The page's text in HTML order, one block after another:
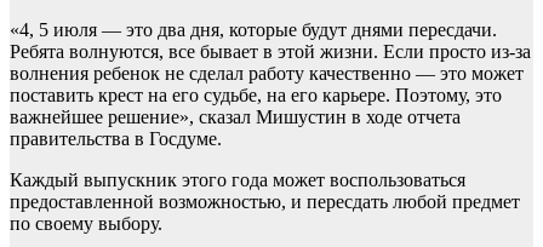
«4, 5 июля — это два дня, которые будут днями пересдачи.
Ребята волнуются, все бывает в этой жизни. Если просто из-за
волнения ребенок не сделал работу качественно — это может
поставить крест на его судьбе, на его карьере. Поэтому, это
важнейшее решение», сказал Мишустин в ходе отчета
правительства в Госдуме.
Каждый выпускник этого года может воспользоваться
предоставленной возможностью, и пересдать любой предмет
по своему выбору.